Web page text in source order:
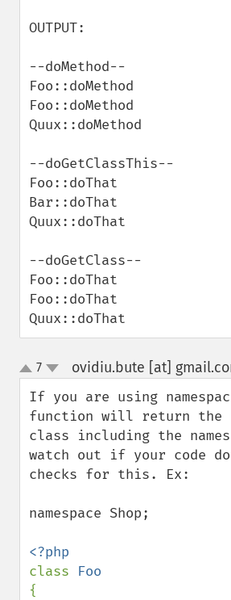
OUTPUT:
--doMethod--
Foo::doMethod
Foo::doMethod
Quux::doMethod
--doGetClassThis--
Foo::doThat
Bar::doThat
Quux::doThat
--doGetClass--
Foo::doThat
Foo::doThat
Quux::doThat
up
down
7 ovidiu.bute [at]
If you are using
function will return the
class including the
watch out if your code
checks for this. Ex:
namespace Shop;
class
{